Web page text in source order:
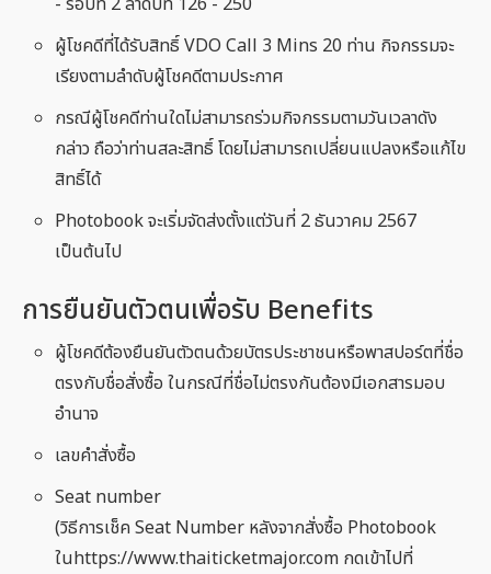
ผู้โชคดีที่ได้รับสิทธิ์ VDO Call 3 Mins 20 ท่าน กิจกรรมจะ
เรียงตามลำดับผู้โชคดีตามประกาศ
กรณีผู้โชคดีท่านใดไม่สามารถร่วมกิจกรรมตามวันเวลาดัง
กล่าว ถือว่าท่านสละสิทธิ์ โดยไม่สามารถเปลี่ยนแปลงหรือแก้ไข
สิทธิ์ได้
Photobook จะเริ่มจัดส่งตั้งแต่วันที่ 2 ธันวาคม 2567
เป็นต้นไป
การยืนยันตัวตนเพื่อรับ Benefits
ผู้โชคดีต้องยืนยันตัวตนด้วยบัตรประชาชนหรือพาสปอร์ตที่ชื่อ
ตรงกับชื่อสั่งซื้อ ในกรณีที่ชื่อไม่ตรงกันต้องมีเอกสารมอบ
อำนาจ
เลขคำสั่งซื้อ
Seat number
(วิธีการเช็ค Seat Number หลังจากสั่งซื้อ Photobook
ในhttps://www.thaiticketmajor.com กดเข้าไปที่